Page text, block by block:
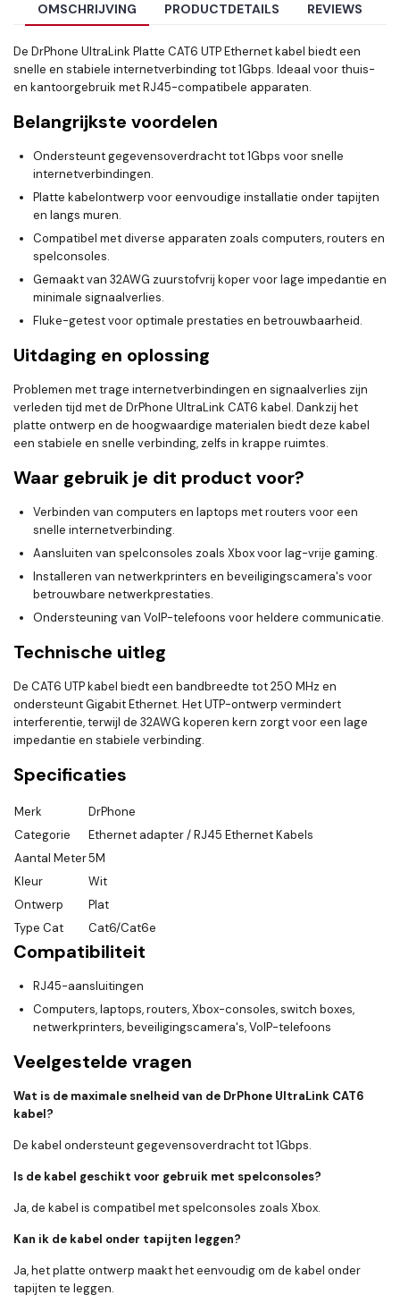
OMSCHRIJVING PRODUCTDETAILS REVIEWS
De DrPhone UltraLink Platte CAT6 UTP Ethernet kabel biedt een
snelle en stabiele internetverbinding tot 1Gbps. Ideaal voor thuis-
en kantoorgebruik met RJ45-compatibele apparaten.
Belangrijkste voordelen
Ondersteunt gegevensoverdracht tot 1Gbps voor snelle
internetverbindingen.
Platte kabelontwerp voor eenvoudige installatie onder tapijten
en langs muren.
Compatibel met diverse apparaten zoals computers, routers en
spelconsoles.
Gemaakt van 32AWG zuurstofvrij koper voor lage impedantie en
minimale signaalverlies.
Fluke-getest voor optimale prestaties en betrouwbaarheid.
Uitdaging en oplossing
Problemen met trage internetverbindingen en signaalverlies zijn
verleden tijd met de DrPhone UltraLink CAT6 kabel. Dankzij het
platte ontwerp en de hoogwaardige materialen biedt deze kabel
een stabiele en snelle verbinding, zelfs in krappe ruimtes.
Waar gebruik je dit product voor?
Verbinden van computers en laptops met routers voor een
snelle internetverbinding.
Aansluiten van spelconsoles zoals Xbox voor lag-vrije gaming.
Installeren van netwerkprinters en beveiligingscamera's voor
betrouwbare netwerkprestaties.
Ondersteuning van VoIP-telefoons voor heldere communicatie.
Technische uitleg
De CAT6 UTP kabel biedt een bandbreedte tot 250 MHz en
ondersteunt Gigabit Ethernet. Het UTP-ontwerp vermindert
interferentie, terwijl de 32AWG koperen kern zorgt voor een lage
impedantie en stabiele verbinding.
Specificaties
Merk
DrPhone
Categorie
Ethernet adapter / RJ45 Ethernet Kabels
Aantal Meter5M
Kleur
Wit
Ontwerp
Plat
Type Cat
Cat6/Cat6e
Compatibiliteit
RJ45-aansluitingen
Computers, laptops, routers, Xbox-consoles, switch boxes,
netwerkprinters, beveiligingscamera's, VoIP-telefoons
Veelgestelde vragen
Wat is de maximale snelheid van de DrPhone UltraLink CAT6
kabel?
De kabel ondersteunt gegevensoverdracht tot 1Gbps.
Is de kabel geschikt voor gebruik met spelconsoles?
Ja, de kabel is compatibel met spelconsoles zoals Xbox.
Kan ik de kabel onder tapijten leggen?
Ja, het platte ontwerp maakt het eenvoudig om de kabel onder
tapijten te leggen.